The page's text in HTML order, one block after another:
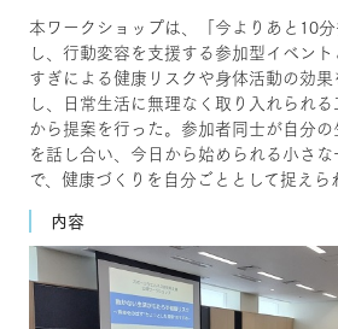
本ワークショップは、「今よりあと10
し、行動変容を支援する参加型イベン
すぎによる健康リスクや身体活動の効
し、日常生活に無理なく取り入れられ
から提案を行った。参加者同士が自分
を話し合い、今日から始められる小さ
で、健康づくりを自分ごととして捉えら
内容